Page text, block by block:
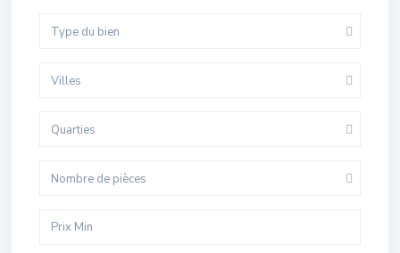
Type du bien
Villes
Quarties
Nombre de pièces